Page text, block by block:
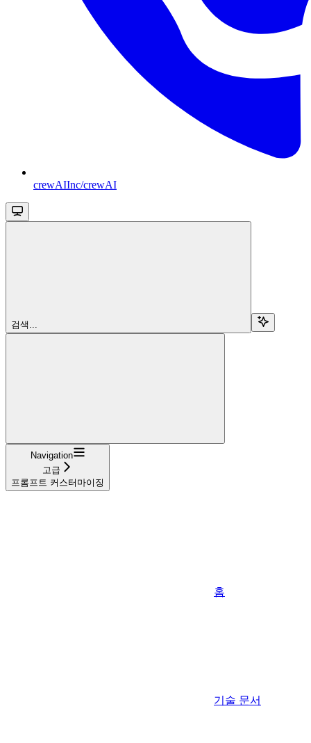
crewAIInc/crewAI
검색...
Navigation
고급
프롬프트 커스터마이징
홈
기술 문서